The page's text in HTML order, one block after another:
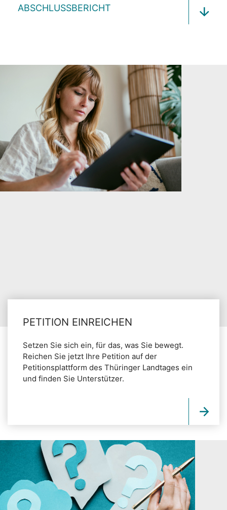
ABSCHLUSSBERICHT
PETITION EINREICHEN
Setzen Sie sich ein, für das, was Sie bewegt.
Reichen Sie jetzt Ihre Petition auf der
Petitionsplattform des Thüringer Landtages ein
und finden Sie Unterstützer.